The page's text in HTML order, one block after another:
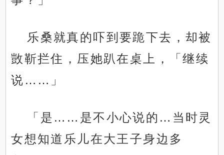
乐桑就真的吓到要跪下去，却被
敳靳拦住，压她趴在桌上，「继续
说……」
「是……是不小心说的…当时灵
女想知道乐儿在大王子身边多